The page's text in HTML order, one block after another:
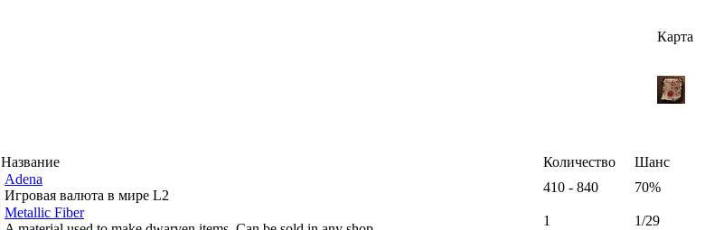
Карта
Название Количество
Шанс
Adena
Игровая валюта в мире L2
410 - 840
70%
Metallic Fiber
1
1/29